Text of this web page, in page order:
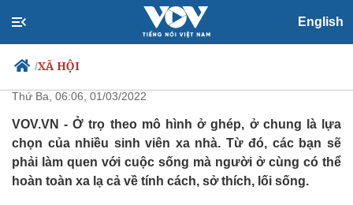
English
/XÃ HỘI
Chính trị
Đảng
Tổ chức nhân sự
Xã hội
Tin 24h
Dự báo thời tiết
Sinh viên ở trọ chung - Những
điều cần tránh
Thứ Ba, 06:06, 01/03/2022
VOV.VN - Ở trọ theo mô hình ở ghép, ở chung là lựa
chọn của nhiều sinh viên xa nhà. Từ đó, các bạn sẽ
phải làm quen với cuộc sống mà người ở cùng có thể
hoàn toàn xa lạ cả về tính cách, sở thích, lối sống.